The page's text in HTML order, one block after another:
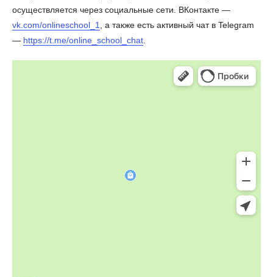
осуществляется через социальные сети. ВКонтакте —
vk.com/onlineschool_1
, а также есть активный чат в Telegram
— https://t.me/online_school_chat